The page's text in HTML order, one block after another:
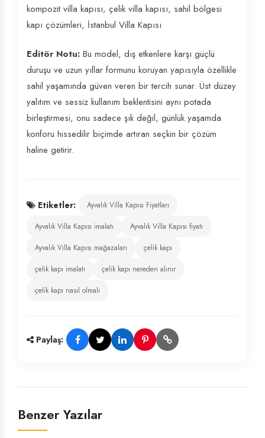
kompozit villa kapısı, çelik villa kapısı, sahil bölgesi
kapı çözümleri, İstanbul Villa Kapısı
Editör Notu: Bu model, dış etkenlere karşı güçlü
duruşu ve uzun yıllar formunu koruyan yapısıyla özellikle
sahil yaşamında güven veren bir tercih sunar. Üst düzey
yalıtım ve sessiz kullanım beklentisini aynı potada
birleştirmesi, onu sadece şık değil, günlük yaşamda
konforu hissedilir biçimde artıran seçkin bir çözüm
haline getirir.
Etiketler:
Ayvalık Villa Kapısı Fiyatları
Ayvalık Villa Kapısı imalatı
Ayvalık Villa Kapısı fiyatı
Ayvalık Villa Kapısı mağazaları
çelik kapı
çelik kapı imalatı
çelik kapı nereden alınır
çelik kapı nasıl olmalı
Paylaş:
Benzer Yazılar